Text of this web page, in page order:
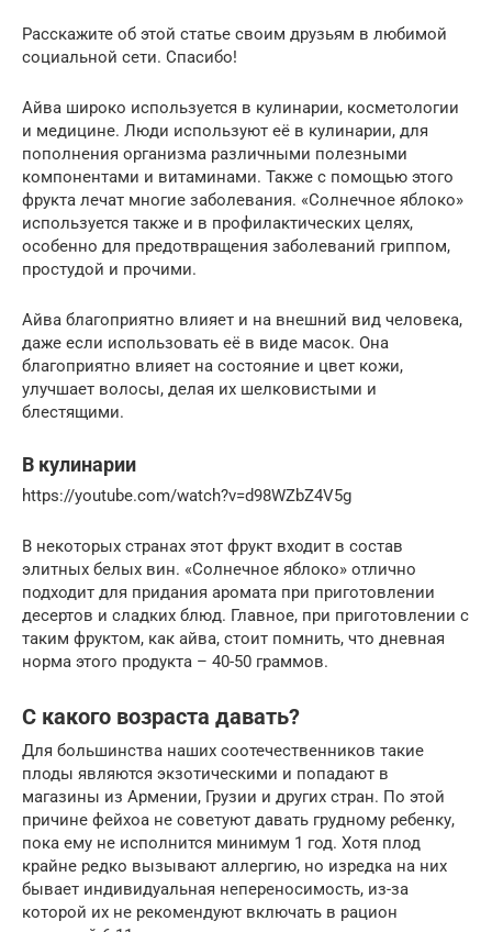
Расскажите об этой статье своим друзьям в любимой
социальной сети. Спасибо!
Айва широко используется в кулинарии, косметологии
и медицине. Люди используют её в кулинарии, для
пополнения организма различными полезными
компонентами и витаминами. Также с помощью этого
фрукта лечат многие заболевания. «Солнечное яблоко»
используется также и в профилактических целях,
особенно для предотвращения заболеваний гриппом,
простудой и прочими.
Айва благоприятно влияет и на внешний вид человека,
даже если использовать её в виде масок. Она
благоприятно влияет на состояние и цвет кожи,
улучшает волосы, делая их шелковистыми и
блестящими.
В кулинарии
https://youtube.com/watch?v=d98WZbZ4V5g
В некоторых странах этот фрукт входит в состав
элитных белых вин. «Солнечное яблоко» отлично
подходит для придания аромата при приготовлении
десертов и сладких блюд. Главное, при приготовлении с
таким фруктом, как айва, стоит помнить, что дневная
норма этого продукта – 40-50 граммов.
С какого возраста давать?
Для большинства наших соотечественников такие
плоды являются экзотическими и попадают в
магазины из Армении, Грузии и других стран. По этой
причине фейхоа не советуют давать грудному ребенку,
пока ему не исполнится минимум 1 год. Хотя плод
крайне редко вызывают аллергию, но изредка на них
бывает индивидуальная непереносимость, из-за
которой их не рекомендуют включать в рацион